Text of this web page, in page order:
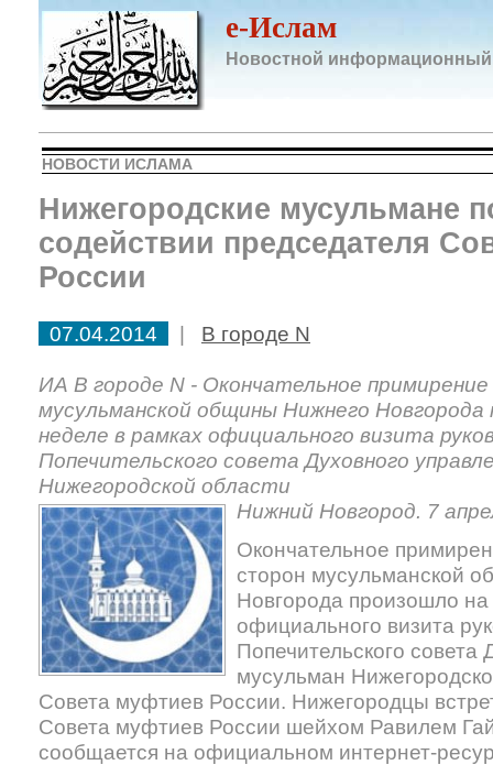
e-Ислам
Новостной информационный
НОВОСТИ ИСЛАМА
Нижегородские мусульмане
содействии председателя
России
07.04.2014 | В городе N
ИА В городе N - Окончательное
мусульманской общины Нижнего
неделе в рамках официального визита
Попечительского совета Духовного
Нижегородской области
Нижний Новгород. 7
Окончательное
сторон мусульманской
Новгорода произошло
официального визита
Попечительского совета
мусульман
Совета муфтиев России. Нижегородцы
Совета муфтиев России шейхом Равилем
сообщается на официальном интернет-